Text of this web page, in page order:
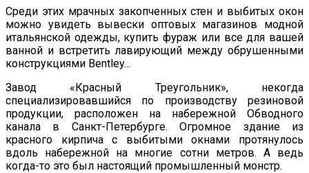
Среди этих мрачных закопченных стен и выбитых окон
можно увидеть вывески оптовых магазинов модной
итальянской одежды, купить фураж или все для вашей
ванной и встретить лавирующий между обрушенными
конструкциями Bentley…
Завод «Красный Треугольник», некогда
специализировавшийся по производству резиновой
продукции, расположен на набережной Обводного
канала в Санкт-Петербурге. Огромное здание из
красного кирпича с выбитыми окнами протянулось
вдоль набережной на многие сотни метров. А ведь
когда-то это был настоящий промышленный монстр.